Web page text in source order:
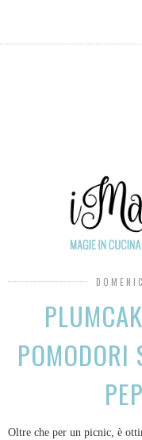
POMODORI
Oltre che per un picnic, è